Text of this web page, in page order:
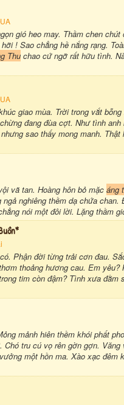
gió heo may. Thầm chen chút
! Sao chẳng hề nắng rạng.
Thu chao cứ ngỡ rất hữu tình.
giao mùa. Trời trong vắt
đang đùa cợt. Như tình
sao thấy mong manh.
vã tan. Hoàng hôn bỏ mặc áng
nghiêng thềm dạ chứa chan.
nói một đôi lời. Lặng thầm
Phận đời từng trải cơn đau.
thoảng hương cau. Em yêu?
tim còn đậm? Tình xưa đằm
mảnh hiên thềm khói phất
Chó tru cú vọ rên gờn gợn. Văng
một hồn ma. Xào xạc đêm